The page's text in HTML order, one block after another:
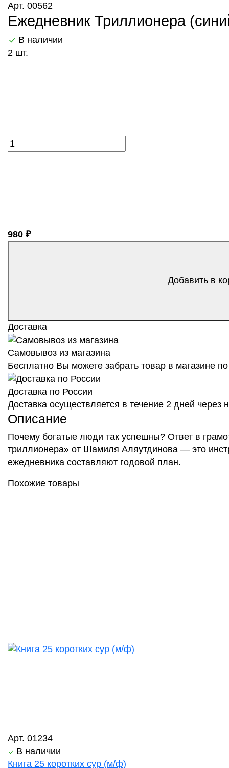
Арт. 00562
Ежедневник Триллионера
В наличии
2 шт.
980 ₽
Добавить в
Доставка
Самовывоз из магазина
Бесплатно Вы можете забрать товар в магазине
Доставка по России
Доставка осуществляется в течение 2 дней
Описание
Почему богатые люди так успешны? Ответ в
триллионера» от Шамиля Аляутдинова — это
ежедневника составляют годовой план.
Похожие товары
Арт. 01234
В наличии
Книга 25 коротких сур (м/ф)